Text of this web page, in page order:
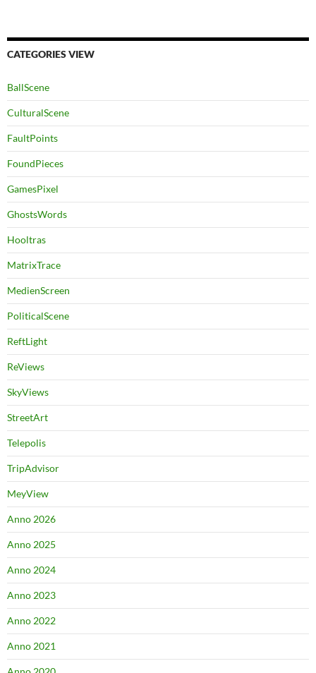
CATEGORIES VIEW
BallScene
CulturalScene
FaultPoints
FoundPieces
GamesPixel
GhostsWords
Hooltras
MatrixTrace
MedienScreen
PoliticalScene
ReftLight
ReViews
SkyViews
StreetArt
Telepolis
TripAdvisor
MeyView
Anno 2026
Anno 2025
Anno 2024
Anno 2023
Anno 2022
Anno 2021